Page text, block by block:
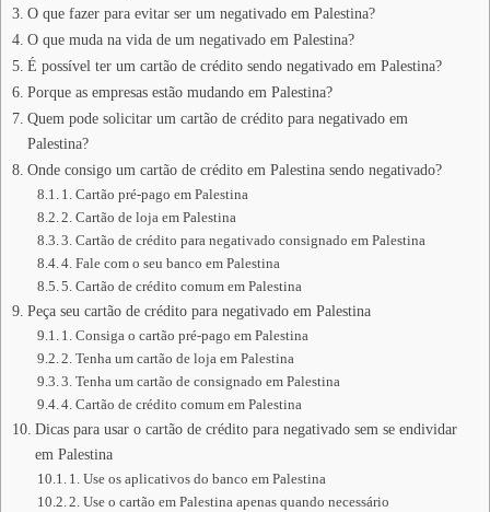
O que fazer para evitar ser um negativado em Palestina?
O que muda na vida de um negativado em Palestina?
É possível ter um cartão de crédito sendo negativado em Palestina?
Porque as empresas estão mudando em Palestina?
Quem pode solicitar um cartão de crédito para negativado em
Palestina?
Onde consigo um cartão de crédito em Palestina sendo negativado?
1. Cartão pré-pago em Palestina
2. Cartão de loja em Palestina
3. Cartão de crédito para negativado consignado em Palestina
4. Fale com o seu banco em Palestina
5. Cartão de crédito comum em Palestina
Peça seu cartão de crédito para negativado em Palestina
1. Consiga o cartão pré-pago em Palestina
2. Tenha um cartão de loja em Palestina
3. Tenha um cartão de consignado em Palestina
4. Cartão de crédito comum em Palestina
Dicas para usar o cartão de crédito para negativado sem se endividar
em Palestina
1. Use os aplicativos do banco em Palestina
2. Use o cartão em Palestina apenas quando necessário